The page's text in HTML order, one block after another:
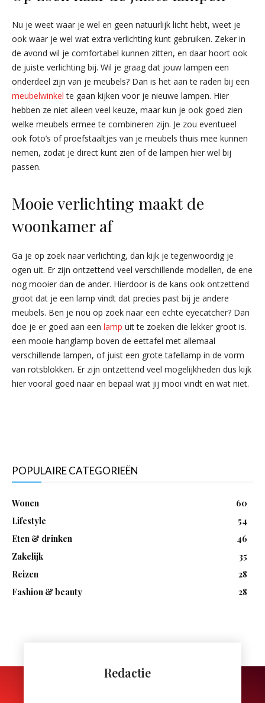
Nu je weet waar je wel en geen natuurlijk licht hebt, weet je
ook waar je wel wat extra verlichting kunt gebruiken. Zeker in
de avond wil je comfortabel kunnen zitten, en daar hoort ook
de juiste verlichting bij. Wil je graag dat jouw lampen een
onderdeel zijn van je meubels? Dan is het aan te raden bij een
meubelwinkel te gaan kijken voor je nieuwe lampen. Hier
hebben ze niet alleen veel keuze, maar kun je ook goed zien
welke meubels ermee te combineren zijn. Je zou eventueel
ook foto’s of proefstaaltjes van je meubels thuis mee kunnen
nemen, zodat je direct kunt zien of de lampen hier wel bij
passen.
Mooie verlichting maakt de
woonkamer af
Ga je op zoek naar verlichting, dan kijk je tegenwoordig je
ogen uit. Er zijn ontzettend veel verschillende modellen, de ene
nog mooier dan de ander. Hierdoor is de kans ook ontzettend
groot dat je een lamp vindt dat precies past bij je andere
meubels. Ben je nou op zoek naar een echte eyecatcher? Dan
doe je er goed aan een lamp uit te zoeken die lekker groot is.
een mooie hanglamp boven de eettafel met allemaal
verschillende lampen, of juist een grote tafellamp in de vorm
van rotsblokken. Er zijn ontzettend veel mogelijkheden dus kijk
hier vooral goed naar en bepaal wat jij mooi vindt en wat niet.
POPULAIRE CATEGORIEËN
Wonen
60
Lifestyle
54
Eten & drinken
46
Zakelijk
35
Reizen
28
Fashion & beauty
28
Redactie